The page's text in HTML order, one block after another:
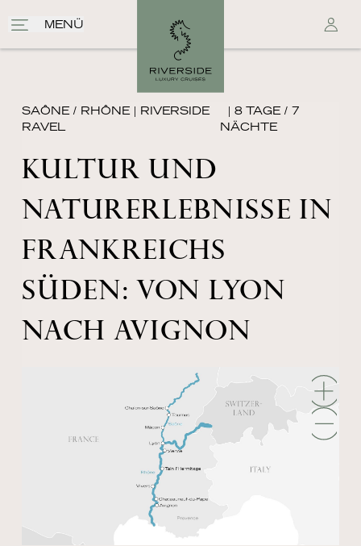
MENÜ
SAÔNE / RHÔNE | RIVERSIDE
RAVEL
| 8 TAGE / 7
NÄCHTE
KULTUR UND
NATURERLEBNISSE IN
FRANKREICHS
SÜDEN: VON LYON
NACH AVIGNON